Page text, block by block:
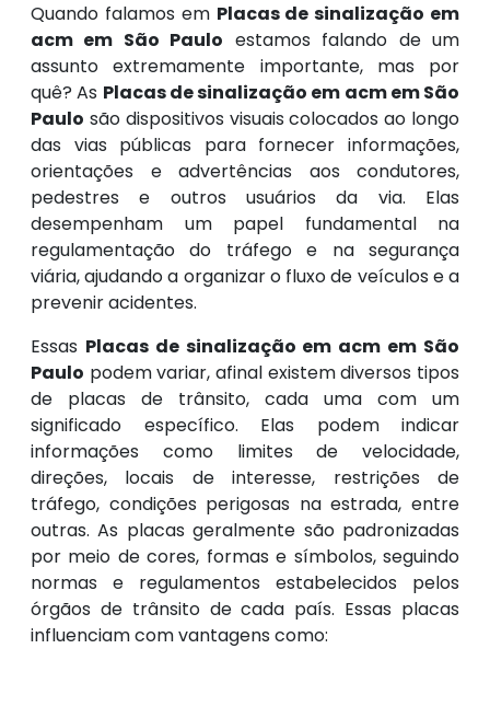
Quando falamos em Placas de sinalização em
acm em São Paulo estamos falando de um
assunto extremamente importante, mas por
quê? As Placas de sinalização em acm em São
Paulo são dispositivos visuais colocados ao longo
das vias públicas para fornecer informações,
orientações e advertências aos condutores,
pedestres e outros usuários da via. Elas
desempenham um papel fundamental na
regulamentação do tráfego e na segurança
viária, ajudando a organizar o fluxo de veículos e a
prevenir acidentes.
Essas Placas de sinalização em acm em São
Paulo podem variar, afinal existem diversos tipos
de placas de trânsito, cada uma com um
significado específico. Elas podem indicar
informações como limites de velocidade,
direções, locais de interesse, restrições de
tráfego, condições perigosas na estrada, entre
outras. As placas geralmente são padronizadas
por meio de cores, formas e símbolos, seguindo
normas e regulamentos estabelecidos pelos
órgãos de trânsito de cada país. Essas placas
influenciam com vantagens como: